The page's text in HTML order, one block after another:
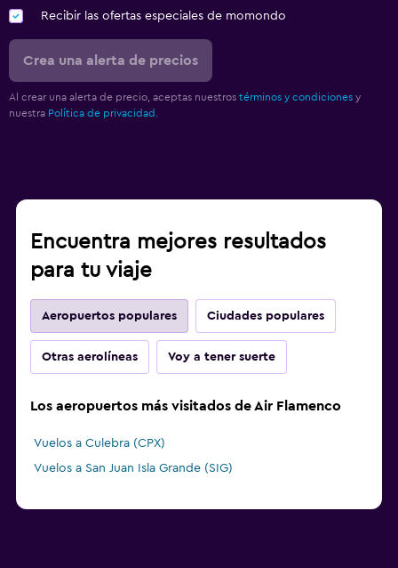
Recibir las ofertas especiales de momondo
Crea una alerta de precios
Al crear una alerta de precio, aceptas nuestros términos y condiciones y
nuestra Política de privacidad.
Encuentra mejores resultados
para tu viaje
Aeropuertos populares Ciudades populares
Otras aerolíneas Voy a tener suerte
Los aeropuertos más visitados de Air Flamenco
Vuelos a Culebra (CPX)
Vuelos a San Juan Isla Grande (SIG)